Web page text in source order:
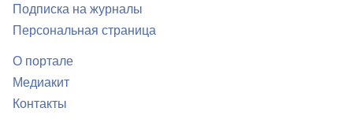
Подписка на журналы
Персональная страница
О портале
Медиакит
Контакты